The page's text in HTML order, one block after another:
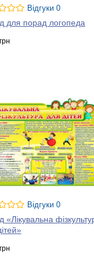
Відгуки 0
для порад логопеда
грн
Відгуки 0
«Лікувальна
грн